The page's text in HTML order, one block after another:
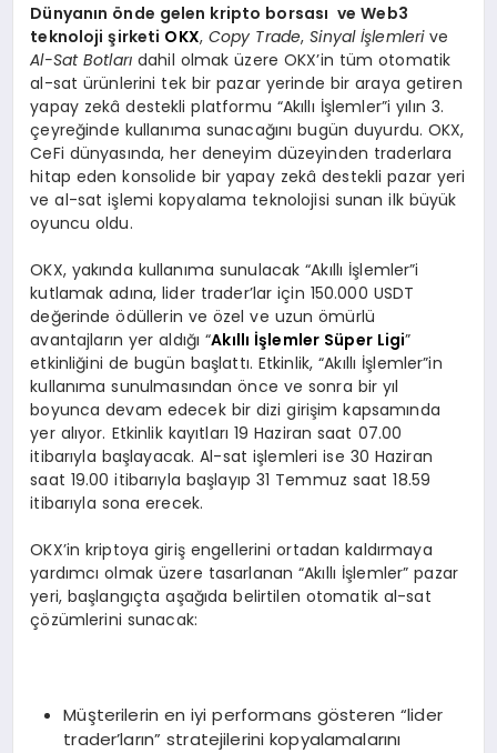
Dünyanın önde gelen kripto borsası ve Web3
teknoloji şirketi OKX, Copy Trade,Sinyal İşlemlerive
Al-Sat Botları dahil olmak üzere OKX’in tüm otomatik
al-sat ürünlerini tek bir pazar yerinde bir araya getiren
yapay zekâ destekli platformu “Akıllı İşlemler”i yılın 3.
çeyreğinde kullanıma sunacağını bugün duyurdu. OKX,
CeFi dünyasında, her deneyim düzeyinden traderlara
hitap eden konsolide bir yapay zekâ destekli pazar yeri
ve al-sat işlemi kopyalama teknolojisi sunan ilk büyük
oyuncu oldu.
OKX, yakında kullanıma sunulacak “Akıllı İşlemler”i
kutlamak adına, lider trader’lar için 150.000 USDT
değerinde ödüllerin ve özel ve uzun ömürlü
avantajların yer aldığı “Akıllı İşlemler Süper Ligi”
etkinliğini de bugün başlattı. Etkinlik, “Akıllı İşlemler”in
kullanıma sunulmasından önce ve sonra bir yıl
boyunca devam edecek bir dizi girişim kapsamında
yer alıyor. Etkinlik kayıtları 19 Haziran saat 07.00
itibarıyla başlayacak. Al-sat işlemleri ise 30 Haziran
saat 19.00 itibarıyla başlayıp 31 Temmuz saat 18.59
itibarıyla sona erecek.
OKX’in kriptoya giriş engellerini ortadan kaldırmaya
yardımcı olmak üzere tasarlanan “Akıllı İşlemler” pazar
yeri, başlangıçta aşağıda belirtilen otomatik al-sat
çözümlerini sunacak:
Müşterilerin en iyi performans gösteren “lider
trader’ların” stratejilerini kopyalamalarını